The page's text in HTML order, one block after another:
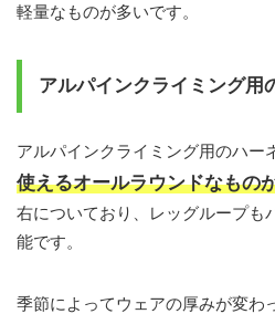
軽量なものが多いです。
アルパインクライミング用
アルパインクライミング用のハー
使えるオールラウンドなもの
右についており、レッグループも
能です。
季節によってウェアの厚みが変わ